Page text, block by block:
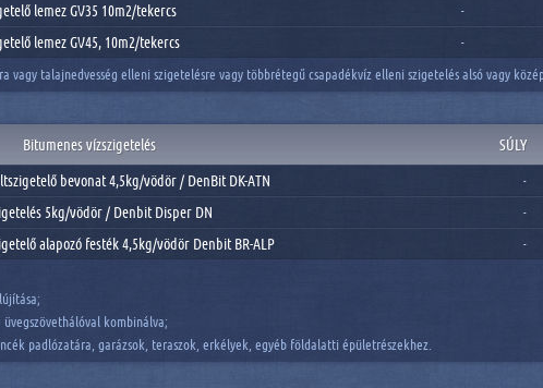
lemez GV35 10m2/tekercs -
lemez GV45, 10m2/tekercs -
vagy talajnedvesség elleni szigetelésre vagy többrétegű csapadékvíz elleni szigetelés alsó vagy
Bitumenes vízszigetelés SÚLY
bevonat 4,5kg/vödör / DenBit DK-ATN -
5kg/vödör / Denbit Disper DN -
alapozó festék 4,5kg/vödör Denbit BR-ALP -
kombinálva;
padlózatára, garázsok, teraszok, erkélyek, egyéb földalatti épületrészekhez.